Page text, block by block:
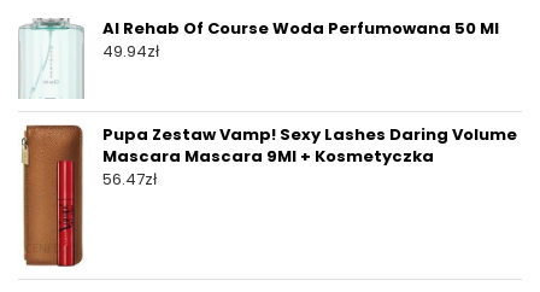
Al Rehab Of Course Woda Perfumowana 50 Ml
49.94zł
Pupa Zestaw Vamp! Sexy Lashes Daring Volume
Mascara Mascara 9Ml + Kosmetyczka
56.47zł